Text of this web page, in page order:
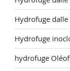
Hydrofuge dalle
Hydrofuge
hydrofuge